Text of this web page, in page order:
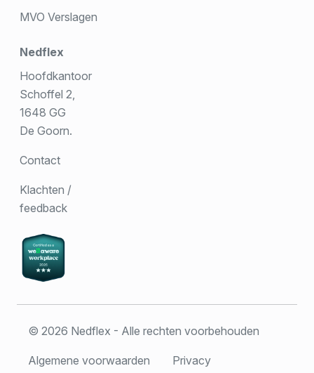
MVO Verslagen
Nedflex
Hoofdkantoor
Schoffel 2,
1648 GG
De Goorn.
Contact
Klachten /
feedback
© 2026 Nedflex - Alle rechten voorbehouden
Algemene voorwaarden Privacy